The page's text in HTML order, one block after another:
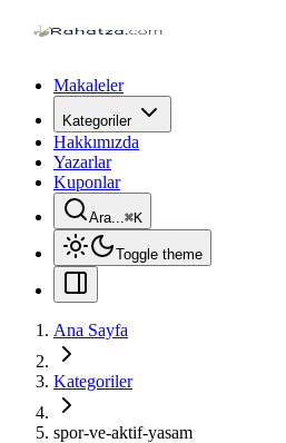
Makaleler
Kategoriler
Hakkımızda
Yazarlar
Kuponlar
Ara...⌘K
Toggle theme
Ana Sayfa
Kategoriler
spor-ve-aktif-yasam